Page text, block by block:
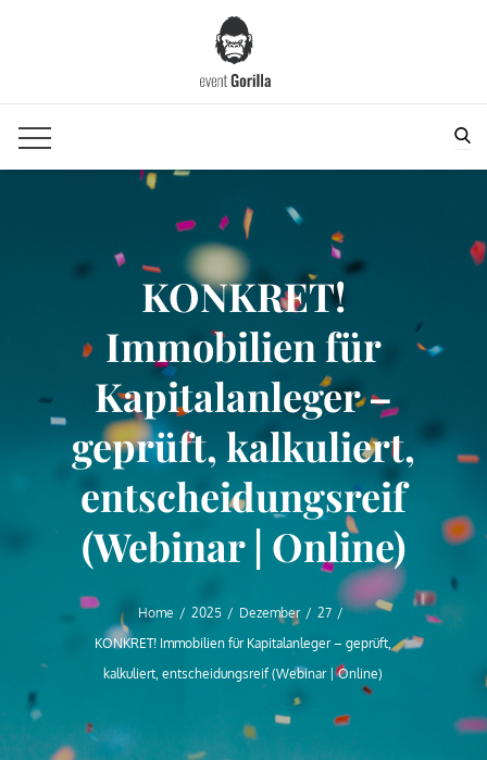
KONKRET!
Immobilien für
Kapitalanleger –
geprüft, kalkuliert,
entscheidungsreif
(Webinar | Online)
Home 2025 Dezember
27
KONKRET! Immobilien für Kapitalanleger – geprüft,
kalkuliert, entscheidungsreif (Webinar | Online)